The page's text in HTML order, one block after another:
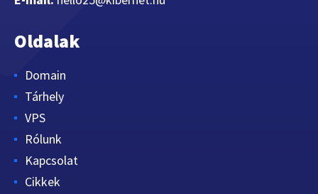
Oldalak
Domain
Tárhely
VPS
Rólunk
Kapcsolat
Cikkek